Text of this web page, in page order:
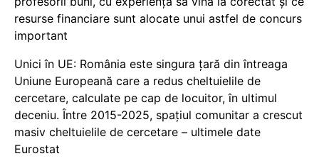
resurse financiare sunt alocate unui astfel de concurs
important
Unici în UE: România este singura țară din întreaga
Uniune Europeană care a redus cheltuielile de
cercetare, calculate pe cap de locuitor, în ultimul
deceniu. Între 2015-2025, spațiul comunitar a crescut
masiv cheltuielile de cercetare – ultimele date
Eurostat